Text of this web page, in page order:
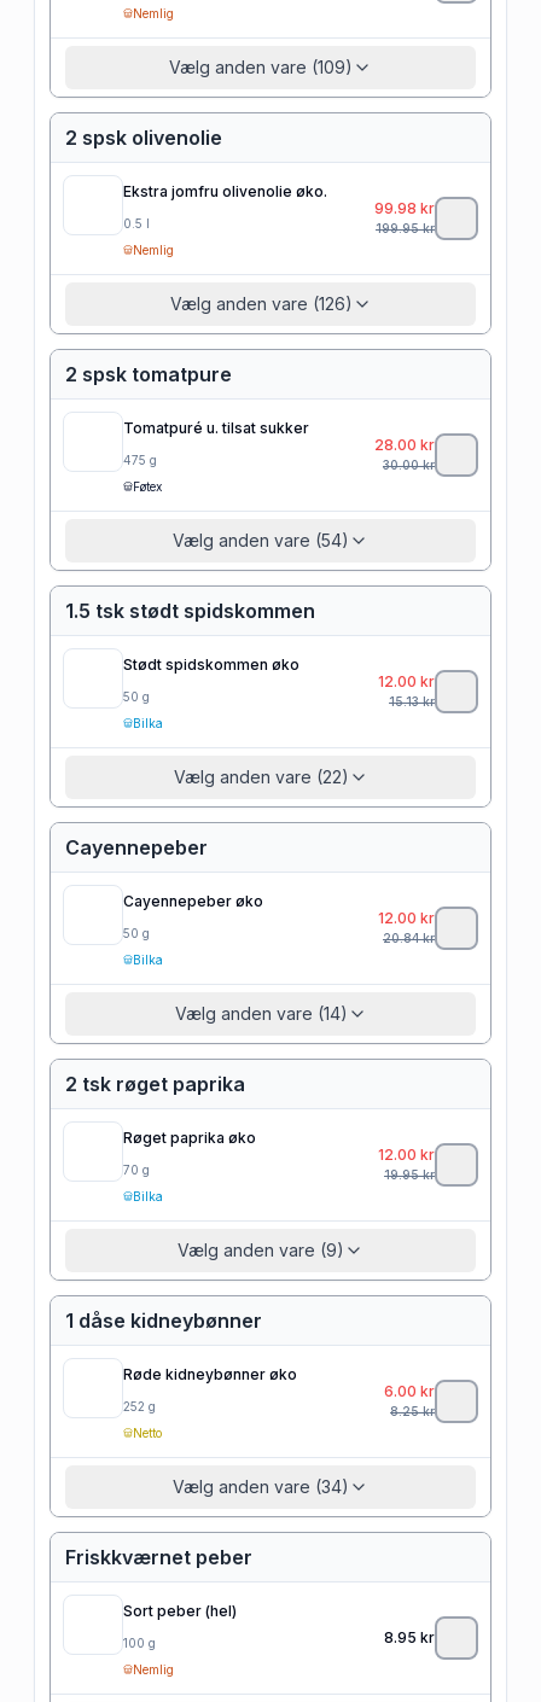
Nemlig
Vælg anden vare (109)
2 spsk olivenolie
Ekstra jomfru olivenolie øko.
0.5 l
Nemlig
99.98 kr
199.95kr
Vælg anden vare (126)
2 spsk tomatpure
Tomatpuré u. tilsat sukker
475 g
Føtex
28.00 kr
30.00kr
Vælg anden vare (54)
1.5 tsk stødt spidskommen
Stødt spidskommen øko
50 g
Bilka
12.00 kr
15.13kr
Vælg anden vare (22)
Cayennepeber
Cayennepeber øko
50 g
Bilka
12.00 kr
20.84kr
Vælg anden vare (14)
2 tsk røget paprika
Røget paprika øko
70 g
Bilka
12.00 kr
19.95kr
Vælg anden vare (9)
1 dåse kidneybønner
Røde kidneybønner øko
252 g
Netto
6.00 kr
8.25kr
Vælg anden vare (34)
Friskkværnet peber
Sort peber (hel)
100 g
Nemlig
8.95 kr